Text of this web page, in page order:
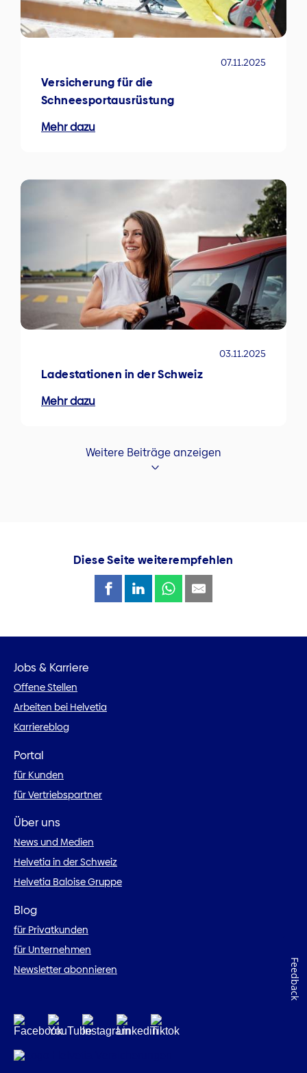
07.11.2025
Versicherung für die
Schneesportausrüstung
Mehr dazu
03.11.2025
Ladestationen in der Schweiz
Mehr dazu
Weitere Beiträge anzeigen
Diese Seite weiterempfehlen
Jobs & Karriere
Offene Stellen
Arbeiten bei Helvetia
Karriereblog
Portal
für Kunden
für Vertriebspartner
Über uns
News und Medien
Helvetia in der Schweiz
Helvetia Baloise Gruppe
Blog
für Privatkunden
für Unternehmen
Newsletter abonnieren
Feedback